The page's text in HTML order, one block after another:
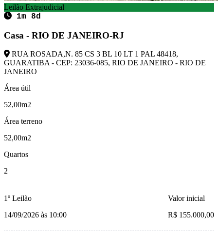
Leilão Extrajudicial
1m 8d
Casa - RIO DE JANEIRO-RJ
RUA ROSADA,N. 85 CS 3 BL 10 LT 1 PAL 48418,
GUARATIBA - CEP: 23036-085, RIO DE JANEIRO - RIO DE
JANEIRO
Área útil
52,00m2
Área terreno
52,00m2
Quartos
2
1º Leilão
14/09/2026 às 10:00
Valor inicial
R$ 155.000,00